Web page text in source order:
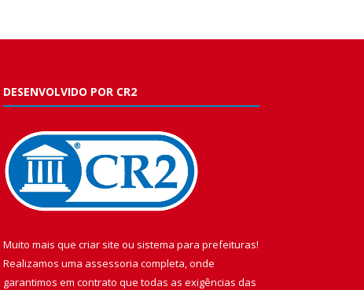
DESENVOLVIDO POR CR2
Muito mais que criar site ou sistema para prefeituras!
Realizamos uma assessoria completa, onde
garantimos em contrato que todas as exigências das